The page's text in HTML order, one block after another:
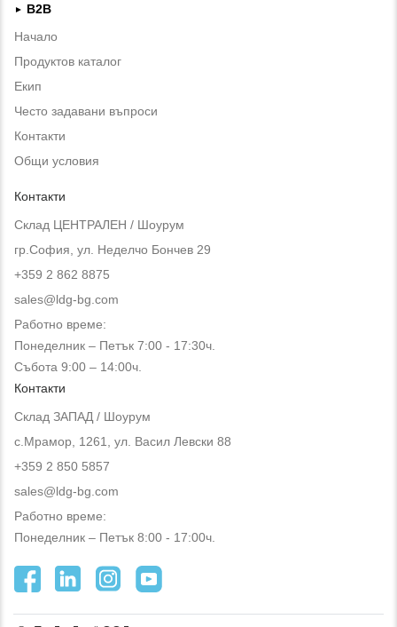
►
B2B
Начало
Продуктов каталог
Екип
Често задавани въпроси
Контакти
Общи условия
Контакти
Склад ЦЕНТРАЛЕН / Шоурум
гр.София, ул. Неделчо Бончев 29
+359 2 862 8875
sales@ldg-bg.com
Работно време:
Понеделник – Петък 7:00 - 17:30ч.
Събота 9:00 – 14:00ч.
Контакти
Склад ЗАПАД / Шоурум
с.Мрамор, 1261, ул. Васил Левски 88
+359 2 850 5857
sales@ldg-bg.com
Работно време:
Понеделник – Петък 8:00 - 17:00ч.